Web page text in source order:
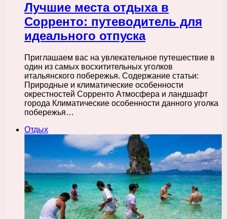
Лучшие места отдыха в
Сорренто: путеводитель для
идеального отпуска
Приглашаем вас на увлекательное путешествие в
один из самых восхитительных уголков
итальянского побережья. Содержание статьи:
Природные и климатические особенности
окрестностей Сорренто Атмосфера и ландшафт
города Климатические особенности данного уголка
побережья…
Отдых